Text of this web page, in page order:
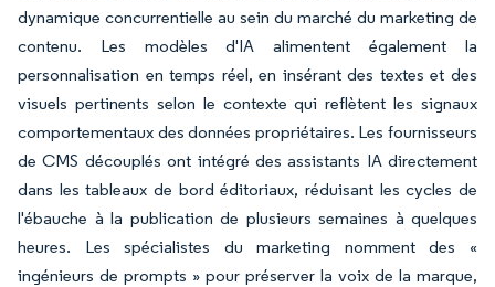
dynamique concurrentielle au sein du marché du marketing de
contenu. Les modèles d'IA alimentent également la
personnalisation en temps réel, en insérant des textes et des
visuels pertinents selon le contexte qui reflètent les signaux
comportementaux des données propriétaires. Les fournisseurs
de CMS découplés ont intégré des assistants IA directement
dans les tableaux de bord éditoriaux, réduisant les cycles de
l'ébauche à la publication de plusieurs semaines à quelques
heures. Les spécialistes du marketing nomment des «
ingénieurs de prompts » pour préserver la voix de la marque,